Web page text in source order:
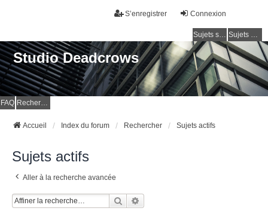
Connexion
S’enregistrer
Sujets sans réponse Sujets actifs
Studio Deadcrows
FAQ Rechercher
Accueil Index du forum Rechercher Sujets actifs
Sujets actifs
Aller à la recherche avancée
Rechercher